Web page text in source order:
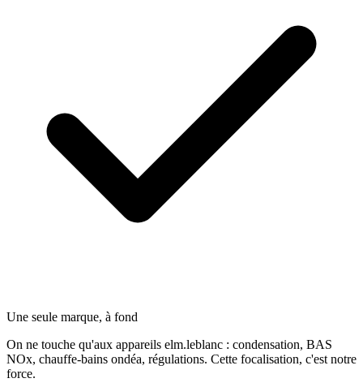
Une seule marque, à fond
On ne touche qu'aux appareils elm.leblanc : condensation, BAS
NOx, chauffe-bains ondéa, régulations. Cette focalisation, c'est notre
force.